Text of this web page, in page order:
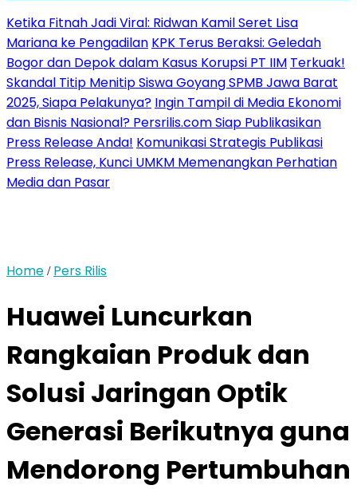
Ketika Fitnah Jadi Viral: Ridwan Kamil Seret Lisa
Mariana ke Pengadilan KPK Terus Beraksi: Geledah
Bogor dan Depok dalam Kasus Korupsi PT IIM Terkuak!
Skandal Titip Menitip Siswa Goyang SPMB Jawa Barat
2025, Siapa Pelakunya? Ingin Tampil di Media Ekonomi
dan Bisnis Nasional? Persrilis.com Siap Publikasikan
Press Release Anda! Komunikasi Strategis Publikasi
Press Release, Kunci UMKM Memenangkan Perhatian
Media dan Pasar
Home / Pers Rilis
Huawei Luncurkan
Rangkaian Produk dan
Solusi Jaringan Optik
Generasi Berikutnya guna
Mendorong Pertumbuhan